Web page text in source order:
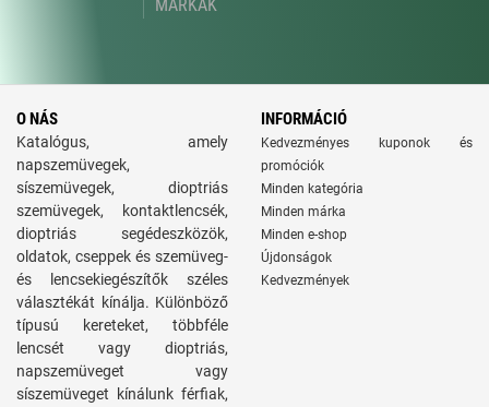
MÁRKÁK
O NÁS
Katalógus, amely
napszemüvegek,
síszemüvegek, dioptriás
szemüvegek, kontaktlencsék,
dioptriás segédeszközök,
oldatok, cseppek és szemüveg-
és lencsekiegészítők széles
választékát kínálja. Különböző
típusú kereteket, többféle
lencsét vagy dioptriás,
napszemüveget vagy
síszemüveget kínálunk férfiak,
INFORMÁCIÓ
Kedvezményes kuponok és
promóciók
Minden kategória
Minden márka
Minden e-shop
Újdonságok
Kedvezmények